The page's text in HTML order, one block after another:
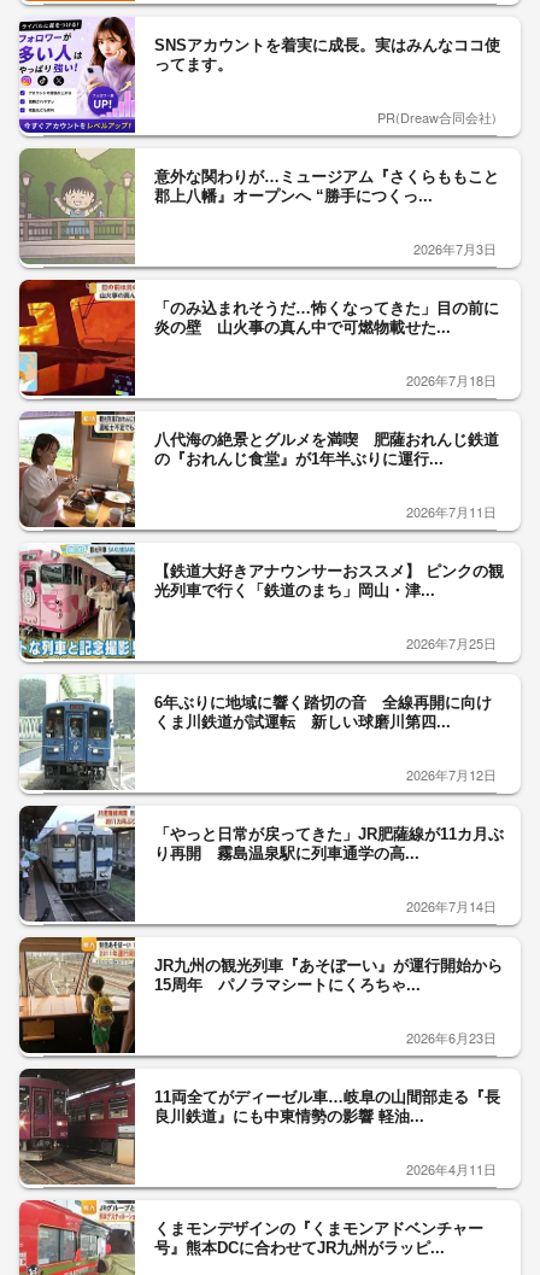
SNSアカウントを着実に成長。実はみんなココ使
ってます。
PR(Dreaw合同会社)
意外な関わりが…ミュージアム『さくらももこと
郡上八幡』オープンへ “勝手につくっ...
2026年7月3日
「のみ込まれそうだ…怖くなってきた」目の前に
炎の壁 山火事の真ん中で可燃物載せた...
2026年7月18日
八代海の絶景とグルメを満喫 肥薩おれんじ鉄道
の『おれんじ食堂』が1年半ぶりに運行...
2026年7月11日
【鉄道大好きアナウンサーおススメ】 ピンクの観
光列車で行く「鉄道のまち」岡山・津...
2026年7月25日
6年ぶりに地域に響く踏切の音 全線再開に向け
くま川鉄道が試運転 新しい球磨川第四...
2026年7月12日
「やっと日常が戻ってきた」JR肥薩線が11カ月ぶ
り再開 霧島温泉駅に列車通学の高...
2026年7月14日
JR九州の観光列車『あそぼーい』が運行開始から
15周年 パノラマシートにくろちゃ...
2026年6月23日
11両全てがディーゼル車…岐阜の山間部走る『長
良川鉄道』にも中東情勢の影響 軽油...
2026年4月11日
くまモンデザインの『くまモンアドベンチャー
号』熊本DCに合わせてJR九州がラッピ...